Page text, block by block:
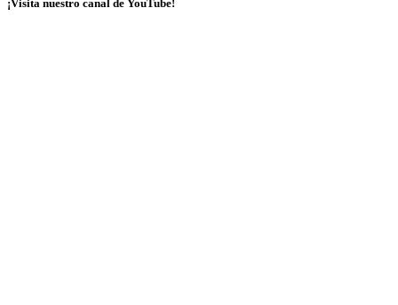
¡Visita nuestro canal de YouTube!